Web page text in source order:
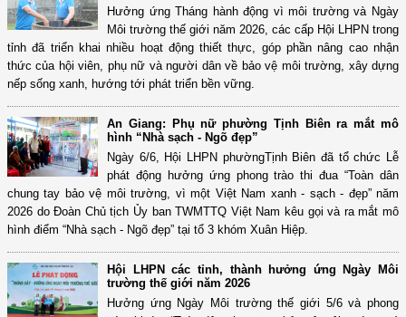
Hưởng ứng Tháng hành động vì môi trường và Ngày
Môi trường thế giới năm 2026, các cấp Hội LHPN trong
tỉnh đã triển khai nhiều hoạt động thiết thực, góp phần nâng cao nhận
thức của hội viên, phụ nữ và người dân về bảo vệ môi trường, xây dựng
nếp sống xanh, hướng tới phát triển bền vững.
An Giang: Phụ nữ phường Tịnh Biên ra mắt mô
hình “Nhà sạch - Ngõ đẹp”
Ngày 6/6, Hội LHPN phườngTịnh Biên đã tổ chức Lễ
phát động hưởng ứng phong trào thi đua “Toàn dân
chung tay bảo vệ môi trường, vì một Việt Nam xanh - sạch - đẹp” năm
2026 do Đoàn Chủ tịch Ủy ban TWMTTQ Việt Nam kêu gọi và ra mắt mô
hình điểm “Nhà sạch - Ngõ đẹp” tại tổ 3 khóm Xuân Hiệp.
Hội LHPN các tỉnh, thành hưởng ứng Ngày Môi
trường thế giới năm 2026
Hưởng ứng Ngày Môi trường thế giới 5/6 và phong